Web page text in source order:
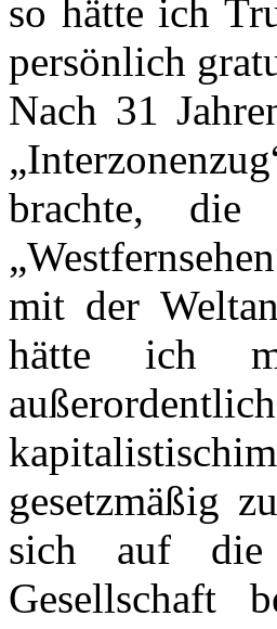
so hätte ich
persönlich
Nach 31
brachte, die
mit der
hätte ich
gesetzmäßig
sich auf die
Gesellschaft